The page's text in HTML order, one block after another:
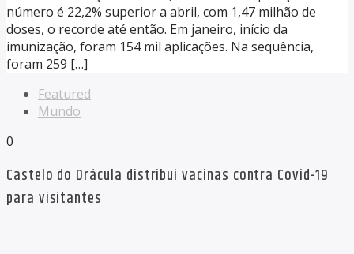
número é 22,2% superior a abril, com 1,47 milhão de
doses, o recorde até então. Em janeiro, início da
imunização, foram 154 mil aplicações. Na sequência,
foram 259 […]
Featured
Mundo
0
Castelo do Drácula distribui vacinas contra Covid-19
para visitantes